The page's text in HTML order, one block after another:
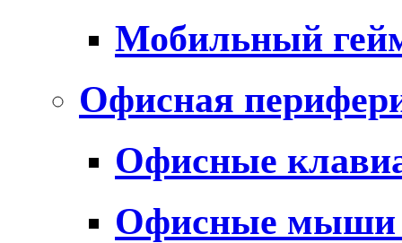
Мобильный
Офисная
Офисные
Офисные